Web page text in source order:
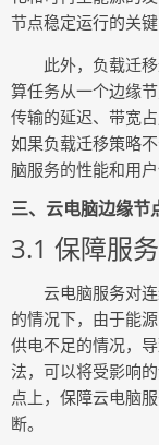
节点稳定运行的关键
此外，负载迁
算任务从一个边缘
传输的延迟、带宽
如果负载迁移策略
脑服务的性能和用户
三、云电脑边缘节
3.1 保障服
云电脑服务对
的情况下，由于能
供电不足的情况，
法，可以将受影响
点上，保障云电脑
断。